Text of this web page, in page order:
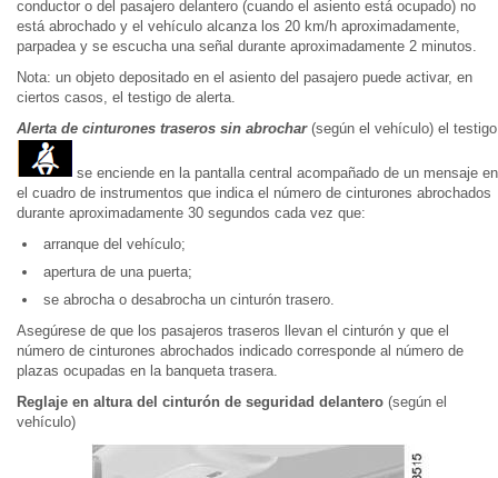
conductor o del pasajero delantero (cuando el asiento está ocupado) no
está abrochado y el vehículo alcanza los 20 km/h aproximadamente,
parpadea y se escucha una señal durante aproximadamente 2 minutos.
Nota: un objeto depositado en el asiento del pasajero puede activar, en
ciertos casos, el testigo de alerta.
Alerta de cinturones traseros sin abrochar(según el vehículo) el testigo
se enciende en la pantalla central acompañado de un mensaje en
el cuadro de instrumentos que indica el número de cinturones abrochados
durante aproximadamente 30 segundos cada vez que:
arranque del vehículo;
apertura de una puerta;
se abrocha o desabrocha un cinturón trasero.
Asegúrese de que los pasajeros traseros llevan el cinturón y que el
número de cinturones abrochados indicado corresponde al número de
plazas ocupadas en la banqueta trasera.
Reglaje en altura del cinturón de seguridad delantero (según el
vehículo)